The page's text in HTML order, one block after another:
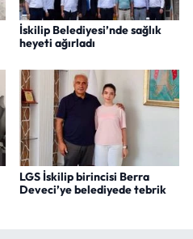
İskilip Belediyesi’nde sağlık
heyeti ağırladı
LGS İskilip birincisi Berra
Deveci’ye belediyede tebrik